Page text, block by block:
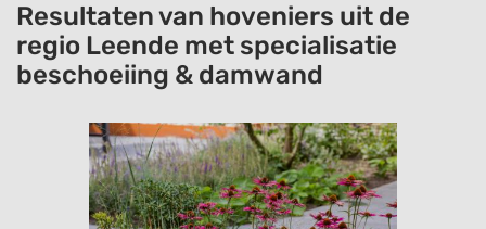
Resultaten van hoveniers uit de
regio Leende met specialisatie
beschoeiing & damwand